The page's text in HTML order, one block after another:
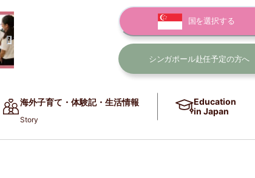
国を選択する
シンガポール赴任予定の方へ
海外子育て・体験記・生活情報
Story
Education
in Japan